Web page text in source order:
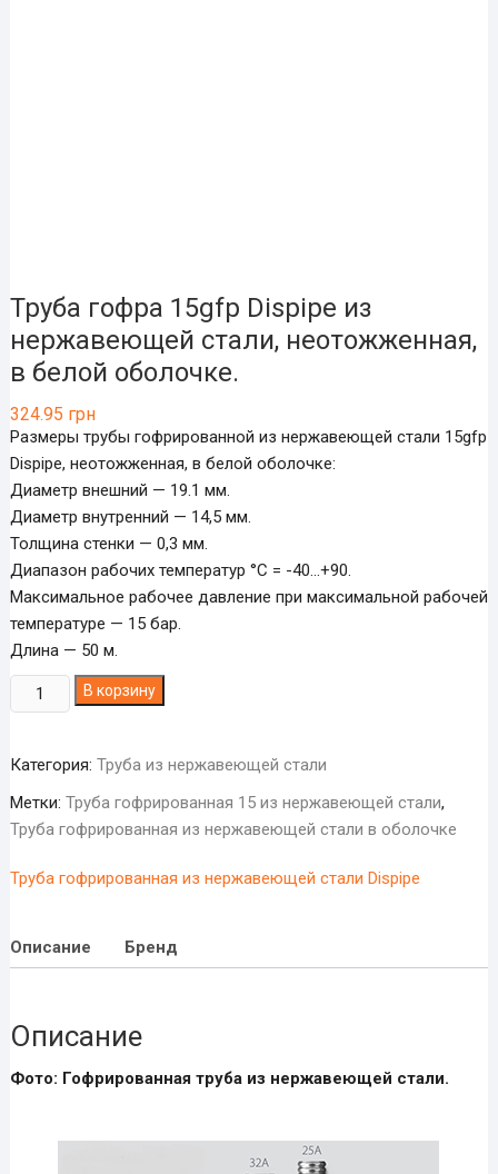
Труба гофра 15gfp Dispipe из
нержавеющей стали, неотожженная,
в белой оболочке.
324.95 грн
Размеры трубы гофрированной из нержавеющей стали 15gfp
Dispipe, неотожженная, в белой оболочке:
Диаметр внешний — 19.1 мм.
Диаметр внутренний — 14,5 мм.
Толщина стенки — 0,3 мм.
Диапазон рабочих температур °С = -40…+90.
Максимальное рабочее давление при максимальной рабочей
температуре — 15 бар.
Длина — 50 м.
Количество
товара
гофра
15gfp
Dispipe
нержавеющей
в
В корзину
Категория: Труба из нержавеющей стали
Метки: Труба гофрированная 15 из нержавеющей стали,
Труба гофрированная из нержавеющей стали в оболочке
Труба гофрированная из нержавеющей стали Dispipe
Описание Бренд
Описание
Фото: Гофрированная труба из нержавеющей стали.